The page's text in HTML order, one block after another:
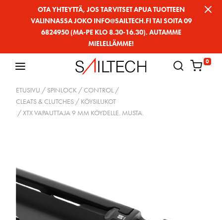
OTA YHTEYTTÄ, JOS TARVITSET APUA TUOTTEEN
VALINNASSA JOKO INFO@SAILTECH.FI TAI SOITA 09
6824950 (MA-PE KLO 8.30-16.30). AUTAMME
MIELELLÄMME!
0
ETUSIVU / SPINLOCK /CONTROL /
CLEATS & CLUTCHES / KÖYSILUKOT
/ XTX VAPAUTTAJA 9 MM KÖYDELLE. MUSTA.